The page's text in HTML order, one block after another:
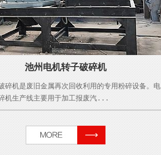
池州电机转子破碎机
碎机是废旧金属再次回收利用的专用粉碎设备。电
机生产线主要用于加工报废汽...